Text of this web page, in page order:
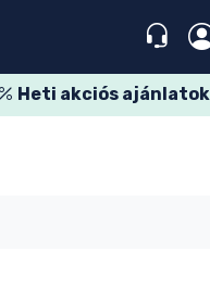
Heti akciós ajánlatok